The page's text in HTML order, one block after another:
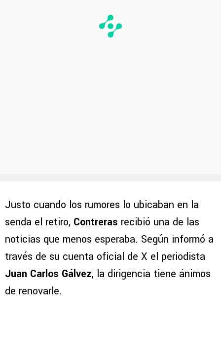
Justo cuando los rumores lo ubicaban en la
senda el retiro, Contreras recibió una de las
noticias que menos esperaba. Según informó a
través de su cuenta oficial de X el periodista
Juan Carlos Gálvez, la dirigencia tiene ánimos
de renovarle.